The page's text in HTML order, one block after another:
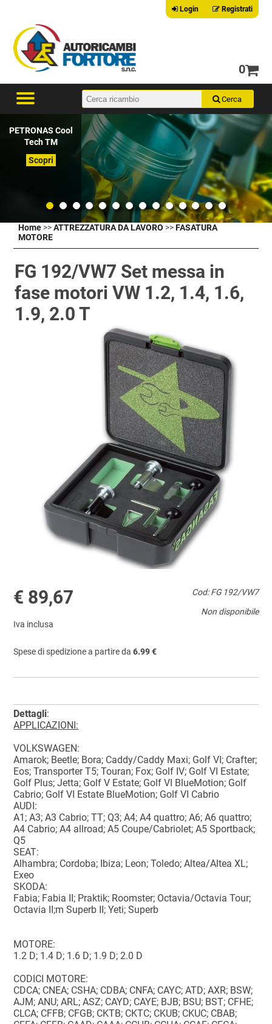
Login Registrati
0
PETRONAS Cool
Tech TM
Scopri
Home >>ATTREZZATURA DA LAVORO >>FASATURA
MOTORE
FG 192/VW7 Set messa in
fase motori VW 1.2, 1.4, 1.6,
1.9, 2.0 T
€ 89,67
Iva inclusa
Cod: FG 192/VW7
Non disponibile
Spese di spedizione a partire da6.99 €
Dettagli:
APPLICAZIONI:
VOLKSWAGEN:
Amarok; Beetle; Bora; Caddy/Caddy Maxi; Golf VI; Crafter;
Eos; Transporter T5; Touran; Fox; Golf IV; Golf VI Estate;
Golf Plus; Jetta; Golf V Estate; Golf VI BlueMotion; Golf
Cabrio; Golf VI Estate BlueMotion; Golf VI Cabrio
AUDI:
A1; A3; A3 Cabrio; TT; Q3; A4; A4 quattro; A6; A6 quattro;
A4 Cabrio; A4 allroad; A5 Coupe/Cabriolet; A5 Sportback;
Q5
SEAT:
Alhambra; Cordoba; Ibiza; Leon; Toledo; Altea/Altea XL;
Exeo
SKODA:
Fabia; Fabia II; Praktik; Roomster; Octavia/Octavia Tour;
Octavia II;m Superb II; Yeti; Superb
MOTORE:
1.2 D; 1.4 D; 1.6 D; 1.9 D; 2.0 D
CODICI MOTORE:
CDCA; CNEA; CSHA; CDBA; CNFA; CAYC; ATD; AXR; BSW;
AJM; ANU; ARL; ASZ; CAYD; CAYE; BJB; BSU; BST; CFHE;
CLCA; CFFB; CFGB; CKTB; CKTC; CKUB; CKUC; CBAB;